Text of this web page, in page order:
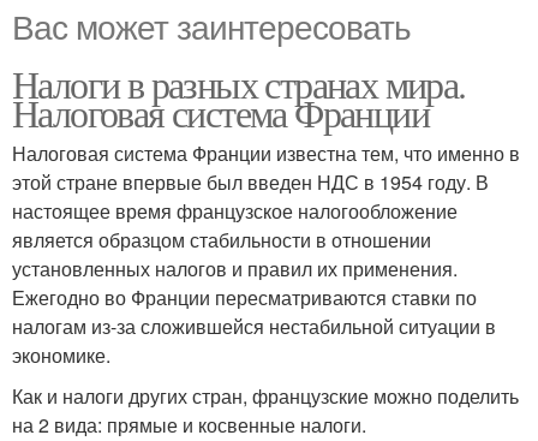
Вас может заинтересовать
Налоги в разных странах мира.
Налоговая система Франции
Налоговая система Франции известна тем, что именно в
этой стране впервые был введен НДС в 1954 году. В
настоящее время французское налогообложение
является образцом стабильности в отношении
установленных налогов и правил их применения.
Ежегодно во Франции пересматриваются ставки по
налогам из-за сложившейся нестабильной ситуации в
экономике.
Как и налоги других стран, французские можно поделить
на 2 вида: прямые и косвенные налоги.